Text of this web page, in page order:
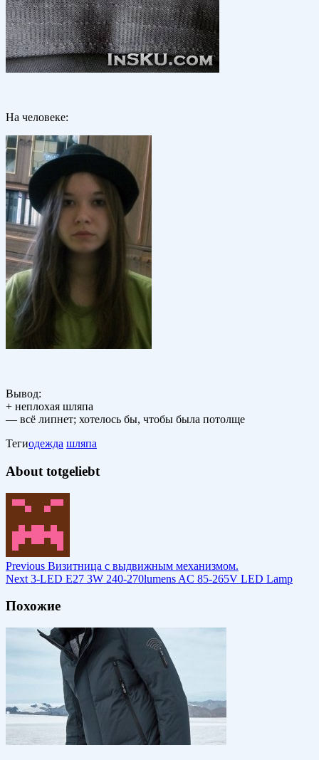
На человеке:
Вывод:
+ неплохая шляпа
— всё липнет; хотелось бы, чтобы была потолще
Тегиодежда шляпа
About totgeliebt
Previous Визитница с выдвижным механизмом.
Next 3-LED E27 3W 240-270lumens AC 85-265V LED Lamp
Похожие